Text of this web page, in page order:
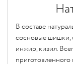
В составе
сосновые шишки,
инжир, кизил.